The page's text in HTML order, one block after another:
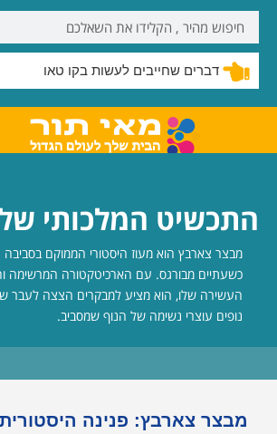
דברים שחייבים לעשות בקו טאו
התכשיט המלכותי של
מבצר צארבץ הוא מעוז היסטורי הממוקם בסביבה
כשעתיים מבורגס. עם הארכיטקטורה המרשימה
העשירה שלו, הוא מציע למבקרים הצצה לעבר
נופים עוצרי נשימה של הנוף שמסביב.
מבצר צארבץ: פנינה